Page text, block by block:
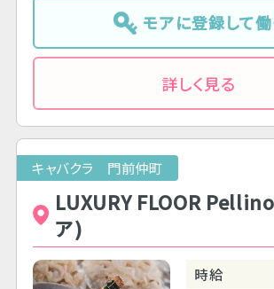
モアに登録して働
詳しく見る
キャバクラ 門前仲町
LUXURY FLOOR
ア)
時給